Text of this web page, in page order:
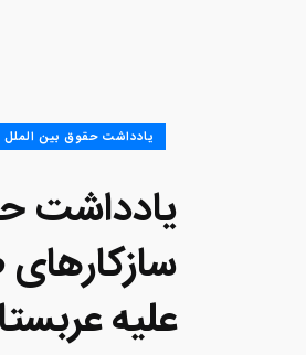
یادداشت حقوق بین
یادداشت
علیه